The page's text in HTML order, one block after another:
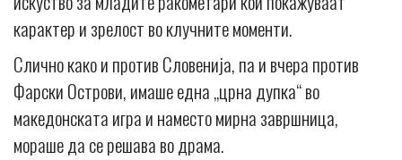
карактер и зрелост во клучните моменти.
Слично како и против Словенија, па и вчера против
Фарски Острови, имаше една „црна дупка“ во
македонската игра и наместо мирна завршница,
мораше да се решава во драма.